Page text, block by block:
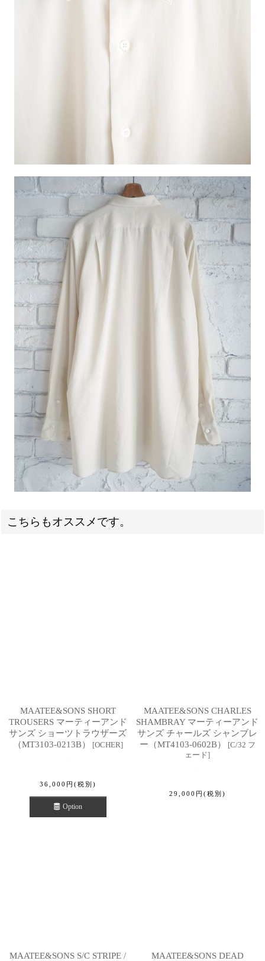
こちらもオススメです。
MAATEE&SONS SHORT
TROUSERS マーティーアンド
サンズ ショーツトラウザーズ
（MT3103-0213B）
[OCHER]
36,000 円 (税別)
Option
MAATEE&SONS CHARLES
SHAMBRAY マーティーアンド
サンズ チャールズ シャンブレ
ー（MT4103-0602B）
[C/32 フ
ェード]
29,000 円 (税別)
MAATEE&SONS S/C STRIPE /
MAATEE&SONS DEAD